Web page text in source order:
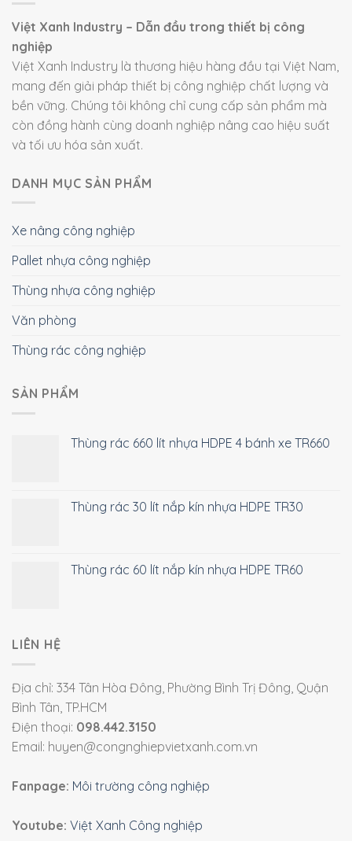
Việt Xanh Industry – Dẫn đầu trong thiết bị công
nghiệp
Việt Xanh Industry là thương hiệu hàng đầu tại Việt Nam,
mang đến giải pháp thiết bị công nghiệp chất lượng và
bền vững. Chúng tôi không chỉ cung cấp sản phẩm mà
còn đồng hành cùng doanh nghiệp nâng cao hiệu suất
và tối ưu hóa sản xuất.
DANH MỤC SẢN PHẨM
Xe nâng công nghiệp
Pallet nhựa công nghiệp
Thùng nhựa công nghiệp
Văn phòng
Thùng rác công nghiệp
SẢN PHẨM
Thùng rác 660 lít nhựa HDPE 4 bánh xe TR660
Thùng rác 30 lít nắp kín nhựa HDPE TR30
Thùng rác 60 lít nắp kín nhựa HDPE TR60
LIÊN HỆ
Địa chỉ: 334 Tân Hòa Đông, Phường Bình Trị Đông, Quận
Bình Tân, TP.HCM
Điện thoại: 098.442.3150
Email: huyen@congnghiepvietxanh.com.vn
Fanpage: Môi trường công nghiệp
Youtube: Việt Xanh Công nghiệp